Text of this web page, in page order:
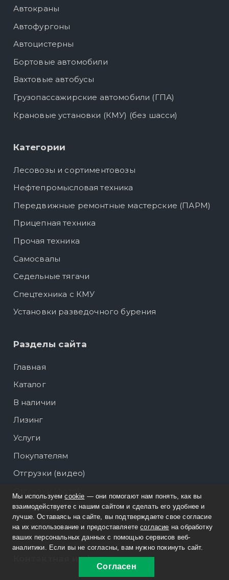
Автокраны
Автофургоны
Автоцистерны
Бортовые автомобили
Вахтовые автобусы
Грузопассажирские автомобили (ГПА)
Крановые установки (КМУ) (без шасси)
Категории
Лесовозы и сортиментовозы
Нефтепромысловая техника
Передвижные ремонтные мастерские (ПАРМ)
Прицепная техника
Прочая техника
Самосвалы
Седельные тягачи
Спецтехника с КМУ
Установки разведочного бурения
Разделы сайта
Главная
Каталог
В наличии
Лизинг
Услуги
Покупателям
Отгрузки (видео)
О компании
Контакты
Контактная информация
Мы используемcookie — они помогают нам понять, как вы
взаимодействуете с нашим сайтом и сделать его удобнее и
лучше. Оставаясь на сайте, вы подтверждаете свое согласие
на их использование и предоставляетесогласие на обработку
ваших персональных данных с помощью сервисов веб-
аналитики. Если вы не согласны, вам нужно покинуть сайт.
Согласен